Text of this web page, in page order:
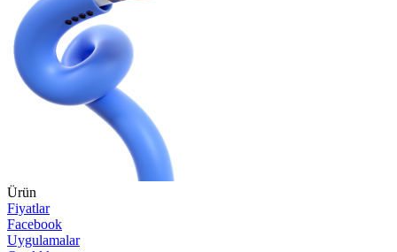
Ürün
Fiyatlar
Facebook
Uygulamalar